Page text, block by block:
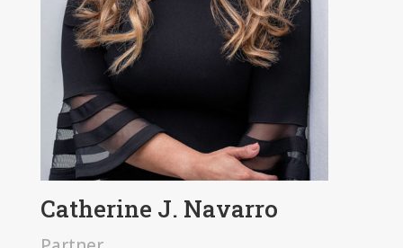
Catherine J. Navarro